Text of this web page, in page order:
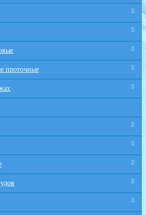
проточные